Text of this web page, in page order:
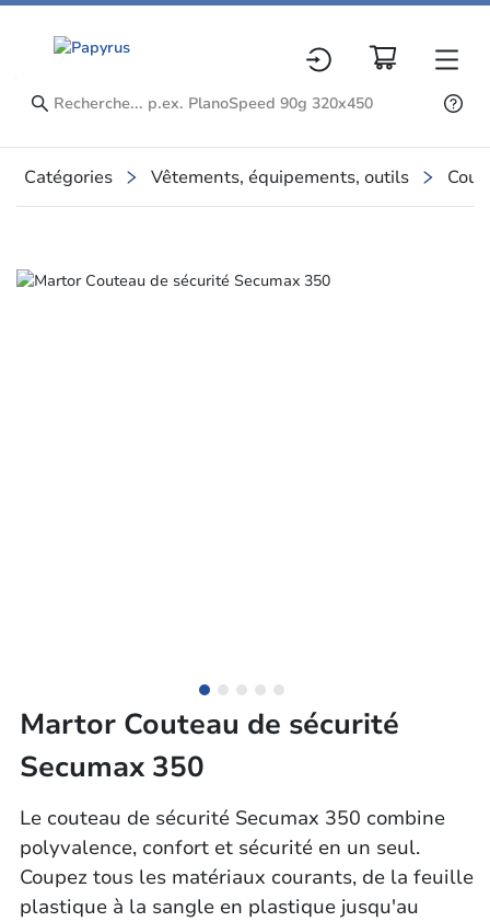
Catégories Vêtements, équipements, outils
Slide 1 of 5
Martor Couteau de sécurité
Secumax 350
Le couteau de sécurité Secumax 350 combine
polyvalence, confort et sécurité en un seul.
Coupez tous les matériaux courants, de la feuille
plastique à la sangle en plastique jusqu'au